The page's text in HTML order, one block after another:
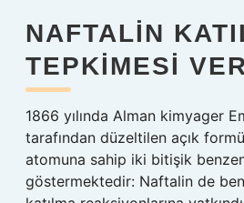
NAFTALIN
TEPKIMESI
1866 yılında Alman kimyager
tarafından düzeltilen açık
atomuna sahip iki bitişik benzen
göstermektedir: Naftalin de